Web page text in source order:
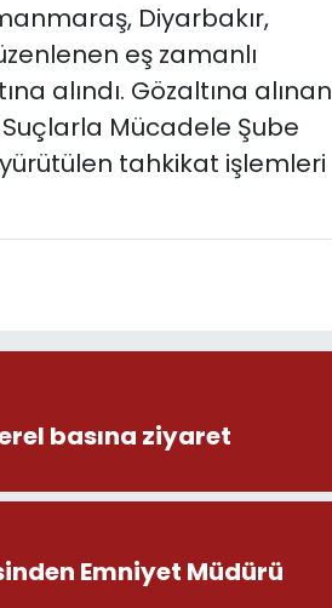
Diyarbakır,
eş zamanlı
alındı. Gözaltına alınan
Mücadele Şube
tahkikat işlemleri
basına ziyaret
Emniyet Müdürü